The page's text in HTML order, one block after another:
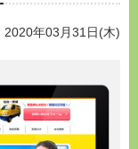
2020年03月31日(木)